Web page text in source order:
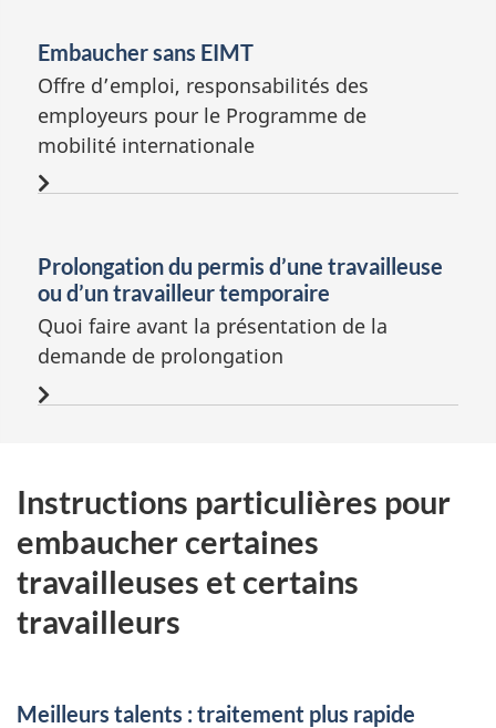
Embaucher sans EIMT
Offre d’emploi, responsabilités des
employeurs pour le Programme de
mobilité internationale
Prolongation du permis d’une travailleuse
ou d’un travailleur temporaire
Quoi faire avant la présentation de la
demande de prolongation
Instructions particulières pour
embaucher certaines
travailleuses et certains
travailleurs
Meilleurs talents : traitement plus rapide